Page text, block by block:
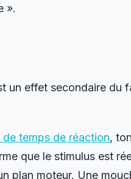
».
un effet secondaire du
de temps de réaction,
que le stimulus est
plan moteur. Une